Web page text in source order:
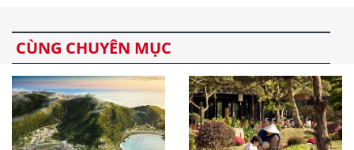
CÙNG CHUYÊN MỤC